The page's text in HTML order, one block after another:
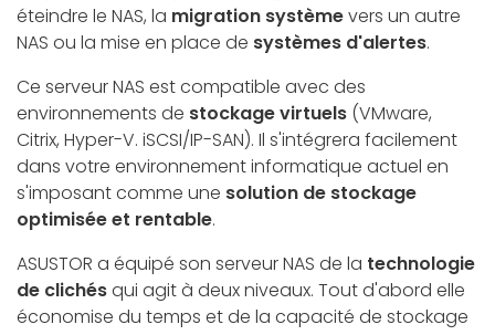
éteindre le NAS, la migration systèmevers un autre
NAS ou la mise en place de systèmes d'alertes.
Ce serveur NAS est compatible avec des
environnements de stockage virtuels (VMware,
Citrix, Hyper-V. iSCSI/IP-SAN). Il s'intégrera facilement
dans votre environnement informatique actuel en
s'imposant comme une solution de stockage
optimisée et rentable.
ASUSTOR a équipé son serveur NAS de la technologie
de clichésqui agit à deux niveaux. Tout d'abord elle
économise du temps et de la capacité de stockage